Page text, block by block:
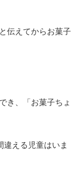
伝えてからお菓子
き、「お菓子ちょ
違える児童はいま